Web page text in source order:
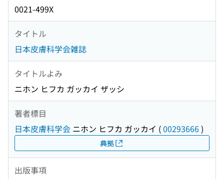
0021-499X
タイトル
日本皮膚科学会雑誌
タイトルよみ
ニホン ヒフカ ガッカイ ザッシ
著者標目
日本皮膚科学会 ニホン ヒフカ ガッカイ (00293666)
典拠
出版事項